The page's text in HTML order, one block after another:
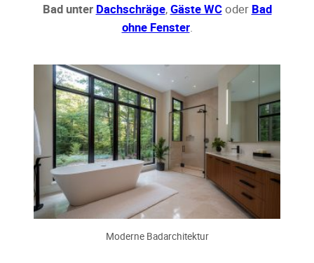
Bad unter Dachschräge,Gäste WCoder Bad
ohne Fenster.
Moderne Badarchitektur